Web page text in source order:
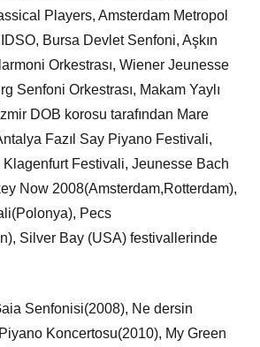
Players, Amsterdam Metropol
Bursa Devlet Senfoni, Aşkın
Orkestrası, Wiener Jeunesse
Senfoni Orkestrası, Makam Yaylı
DOB korosu tarafından Mare
Fazıl Say Piyano Festivali,
Festivali, Jeunesse Bach
Now 2008(Amsterdam,Rotterdam),
Pecs
Silver Bay (USA) festivallerinde
Senfonisi(2008), Ne dersin
Koncertosu(2010), My Green